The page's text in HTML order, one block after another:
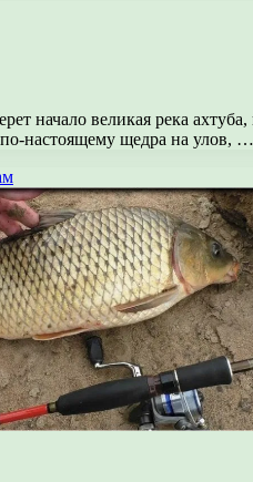
начало великая река
настоящему щедра на улов, …